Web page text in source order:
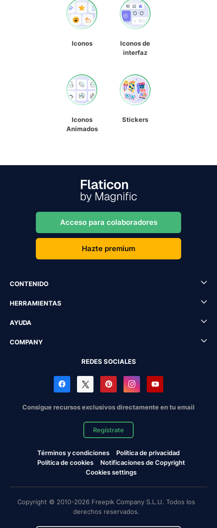
Iconos
Iconos de
interfaz
Iconos
Animados
Stickers
Acceso para colaboradores
Hazte premium
CONTENIDO
HERRAMIENTAS
AYUDA
COMPANY
REDES SOCIALES
Consigue recursos exclusivos directamente en tu email
Regístrate
Términos y condiciones
Política de privacidad
Política de cookies
Notificaciones de Copyright
Cookies settings
Copyright © 2010-2026 Freepik Company S.L.U. Todos los
derechos reservados.